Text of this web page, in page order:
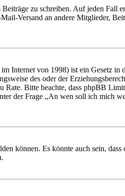
zu schreiben. Auf jeden Fall
Versand an andere Mitglieder,
Internet von 1998) ist ein Gesetz in
des oder der
Bitte beachte, dass phpBB
der Frage „An wen soll ich mich
können. Es könnte auch sein, dass